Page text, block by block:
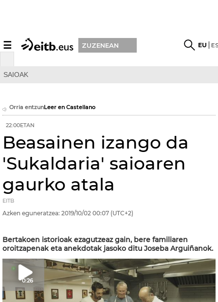
☰ ZUZENEAN EU
SAIOAK
Orria entzunLeer en Castellano
22:00ETAN
Beasainen izango da
'Sukaldaria' saioaren
gaurko atala
EITB
Azken eguneratzea: 2019/10/02 00:07 (UTC+2)
Bertakoen istorioak ezagutzeaz gain, bere familiaren
oroitzapenak eta anekdotak jasoko ditu Joseba Arguiñanok.
0:26